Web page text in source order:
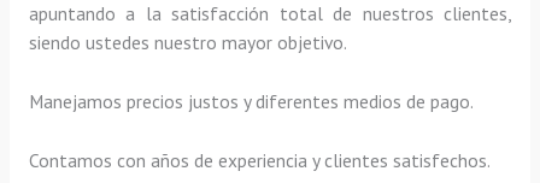
apuntando a la satisfacción total de nuestros clientes,
siendo ustedes nuestro mayor objetivo.
Manejamos precios justos y diferentes medios de pago.
Contamos con años de experiencia y clientes satisfechos.